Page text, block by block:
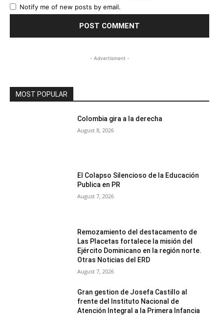
Notify me of new posts by email.
- Advertisment -
MOST POPULAR
Colombia gira a la derecha
August 8, 2026
El Colapso Silencioso de la Educación
Publica en PR
August 7, 2026
Remozamiento del destacamento de
Las Placetas fortalece la misión del
Ejército Dominicano en la región norte.
Otras Noticias del ERD
August 7, 2026
Gran gestion de Josefa Castillo al
frente del Instituto Nacional de
Atención Integral a la Primera Infancia